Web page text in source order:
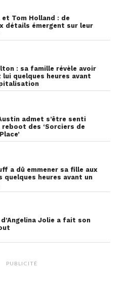
et Tom Holland : de
détails émergent sur leur
: sa famille révèle avoir
lui quelques heures avant
admet s’être senti
reboot des ‘Sorciers de
a dû emmener sa fille aux
quelques heures avant un
Jolie a fait son
PUBLICITÉ